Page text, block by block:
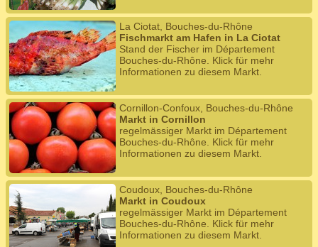
La Ciotat, Bouches-du-Rhône
Fischmarkt am Hafen in La Ciotat
Stand der Fischer im Département
Bouches-du-Rhône. Klick für mehr
Informationen zu diesem Markt.
Cornillon-Confoux, Bouches-du-Rhône
Markt in Cornillon
regelmässiger Markt im Département
Bouches-du-Rhône. Klick für mehr
Informationen zu diesem Markt.
Coudoux, Bouches-du-Rhône
Markt in Coudoux
regelmässiger Markt im Département
Bouches-du-Rhône. Klick für mehr
Informationen zu diesem Markt.